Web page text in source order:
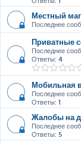
Местный
Последнее
Приватные
Последнее
Ответы: 4
Мобильная
Последнее
Ответы: 1
Жалобы на
Последнее
Ответы: 5